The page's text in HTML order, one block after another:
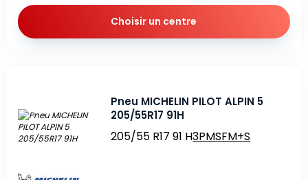
Choisir un centre
Pneu MICHELIN PILOT ALPIN 5
205/55R17 91H
205/55 R17 91 H3PMSFM+S